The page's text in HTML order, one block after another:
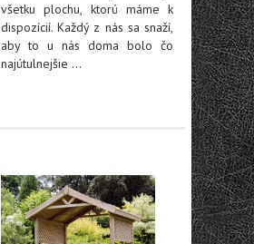
všetku plochu, ktorú máme k
dispozícií. Každý z nás sa snaží,
aby to u nás doma bolo čo
najútulnejšie …